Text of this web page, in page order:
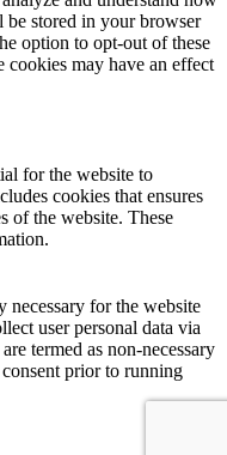
be stored in your browser
option to opt-out of these
cookies may have an effect
for the website to
cookies that ensures
of the website. These
necessary for the website
user personal data via
termed as non-necessary
prior to running